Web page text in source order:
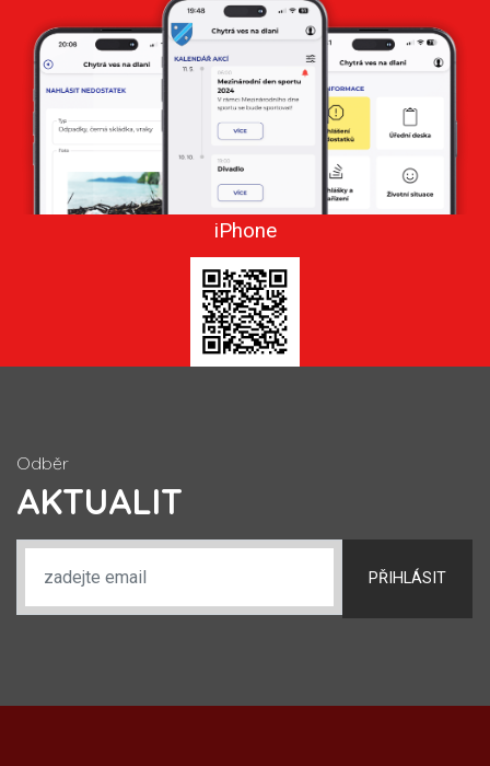
iPhone
Odběr
AKTUALIT
PŘIHLÁSIT